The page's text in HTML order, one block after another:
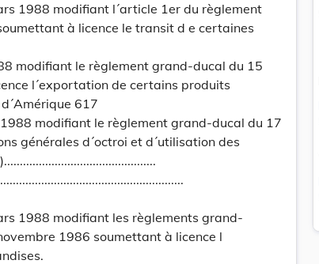
1988 modifiant l´article 1er du règlement
à licence le transit d e certaines
modifiant le règlement grand-ducal du 15
l´exportation de certains produits
617
modifiant le règlement grand-ducal du 17
générales d´octroi et d´utilisation des
1988 modifiant les règlements grand-
1986 soumettant à licence l